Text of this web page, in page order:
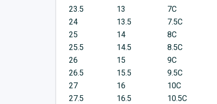
23.5
13
7C
24
13.5
7.5C
25
14
8C
25.5
14.5
8.5C
26
15
9C
26.5
15.5
9.5C
27
16
10C
27.5
16.5
10.5C